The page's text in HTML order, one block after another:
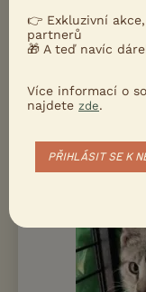
včera 20:56
NABÍZÍM K ADOPCI
Kočička
👉 Exkluzivní
partnerů
🎁 A teď navíc
Více informací o
najdete zde.
PŘIHLÁSIT SE K